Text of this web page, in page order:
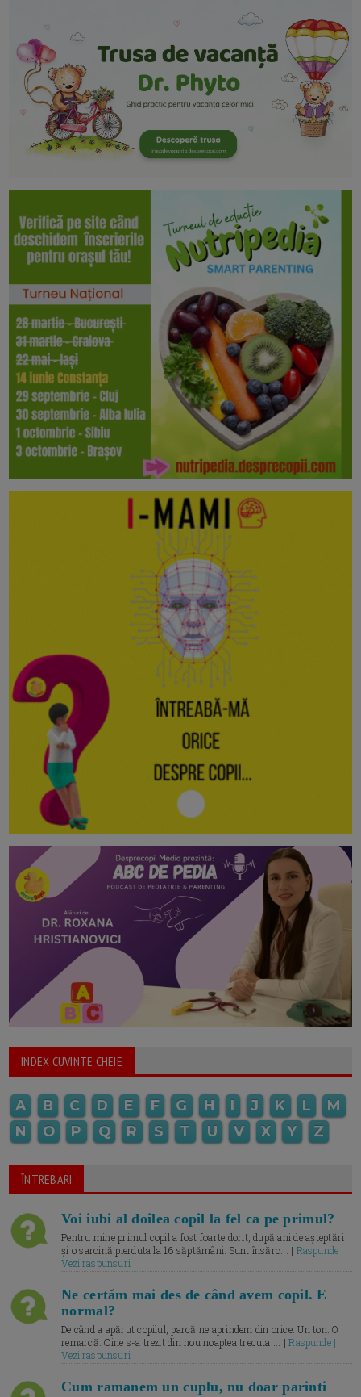
INDEX CUVINTE CHEIE
A B C D E F G H I J K L
M
N
O P Q R S T U V X Y Z
ÎNTREBARI
Voi iubi al doilea copil la fel ca pe primul?
Pentru mine primul copil a fost foarte dorit, după ani de așteptări
și o sarcină pierduta la 16 săptămâni. Sunt însărc... | Raspunde |
Vezi raspunsuri
Ne certăm mai des de când avem copil. E
normal?
De când a apărut copilul, parcă ne aprindem din orice. Un ton. O
remarcă. Cine s-a trezit din nou noaptea trecuta.... |Raspunde |
Vezi raspunsuri
Cum ramanem un cuplu, nu doar parinti